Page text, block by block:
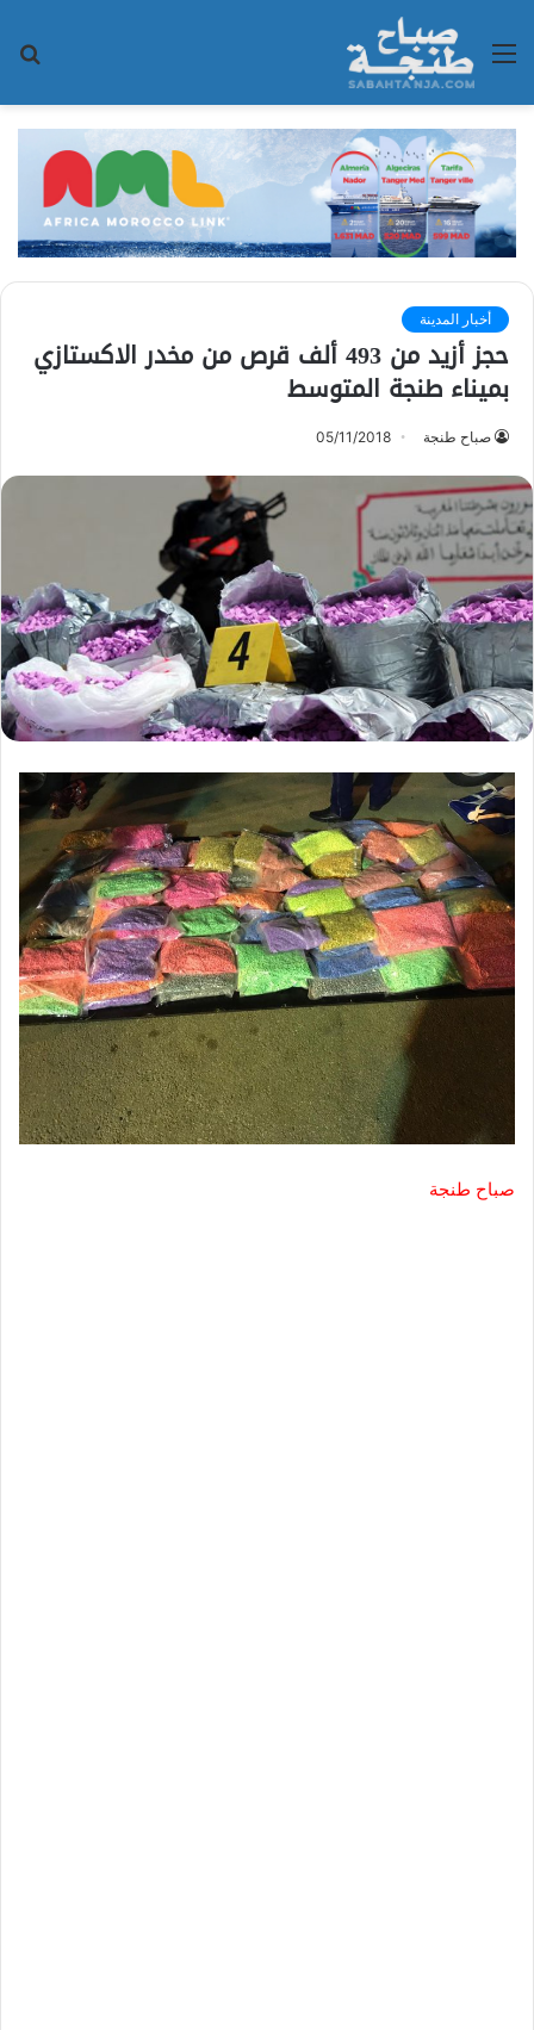
القائمة
أخبار المدينة
حجز أزيد من 493 ألف قرص من مخدر الاكستازي
بميناء طنجة المتوسط
صباح طنجة 05/11/2018
صباح طنجة